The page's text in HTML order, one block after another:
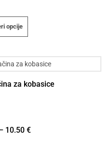
opcije
za kobasice
10.50 €